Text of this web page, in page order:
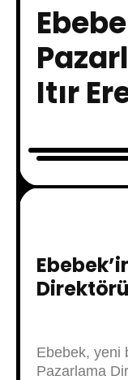
Itır
Ebebek, yeni
Pazarlama